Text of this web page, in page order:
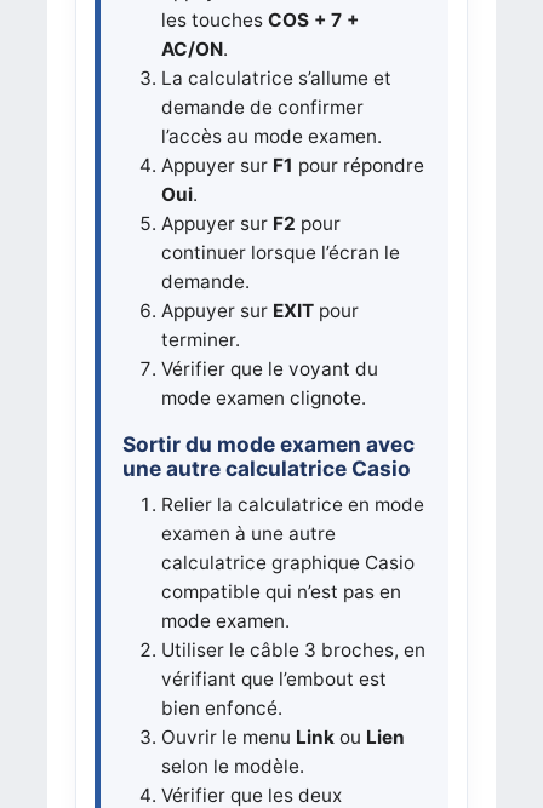
les touches COS + 7 +
AC/ON.
La calculatrice s’allume et
demande de confirmer
l’accès au mode examen.
Appuyer sur F1 pour répondre
Oui.
Appuyer sur F2 pour
continuer lorsque l’écran le
demande.
Appuyer sur EXITpour
terminer.
Vérifier que le voyant du
mode examen clignote.
Sortir du mode examen avec
une autre calculatrice Casio
Relier la calculatrice en mode
examen à une autre
calculatrice graphique Casio
compatible qui n’est pas en
mode examen.
Utiliser le câble 3 broches, en
vérifiant que l’embout est
bien enfoncé.
Ouvrir le menu Linkou Lien
selon le modèle.
Vérifier que les deux